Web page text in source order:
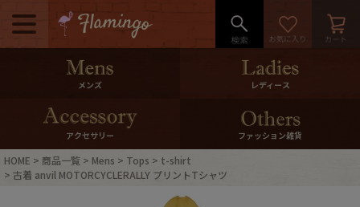
メニュー
500pt＆10％Offクーポンプレゼン
10％0ffクーポンプレゼント
ログイン・会員登録 LINE ID連携
メンズ レディース
アクセサリー ファッション雑貨
HOME 商品一覧 Mens Tops
t-shirt
古着 anvil MOTORCYCLERALLY プリントTシャツ